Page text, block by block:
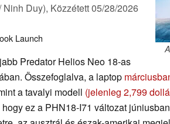
Ninh Duy), Közzétett05/28/2026
Launch
Predator Helios Neo 18-as
Összefoglalva, a laptop
a tavalyi modell (jelenleg 2,799
ez a PHN18-I71 változat